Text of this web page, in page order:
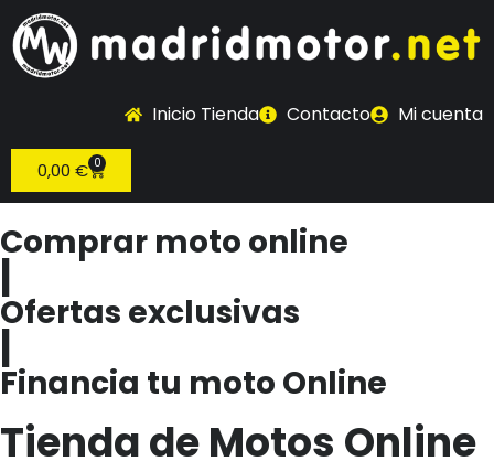
Inicio Tienda Contacto Mi cuenta
0,00 € 0
Comprar moto online
|
Ofertas exclusivas
|
Financia tu moto Online
Tienda de Motos Online